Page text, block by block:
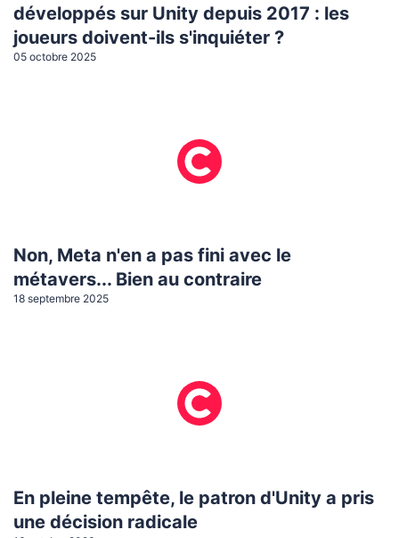
développés sur Unity depuis 2017 : les
joueurs doivent-ils s'inquiéter ?
05 octobre 2025
Non, Meta n'en a pas fini avec le
métavers... Bien au contraire
18 septembre 2025
En pleine tempête, le patron d'Unity a pris
une décision radicale